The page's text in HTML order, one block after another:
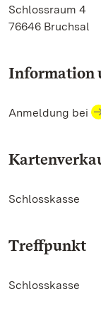
Schlossraum 4
76646 Bruchsal
Information
Anmeldung bei
Schlosskasse
Treffpunkt
Schlosskasse